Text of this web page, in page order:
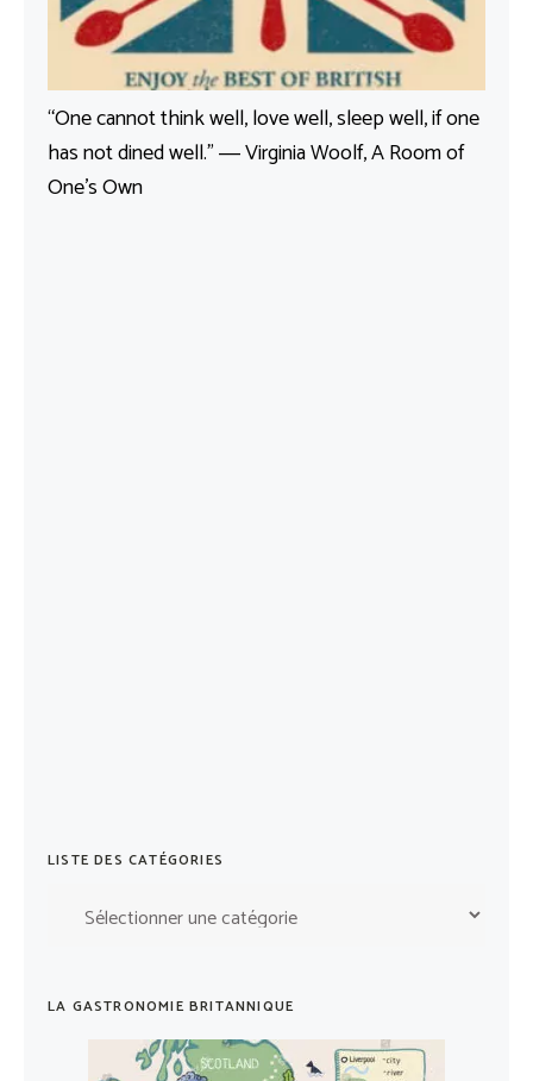
“One cannot think well, love well, sleep well, if one
has not dined well.” ― Virginia Woolf, A Room of
One’s Own
LISTE DES CATÉGORIES
catégories
LA GASTRONOMIE BRITANNIQUE